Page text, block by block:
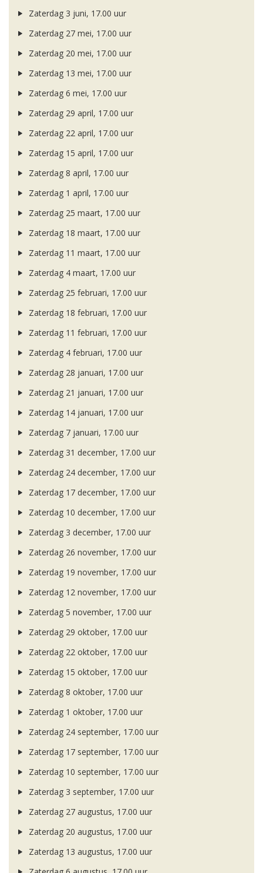
Zaterdag 3 juni, 17.00 uur
Zaterdag 27 mei, 17.00 uur
Zaterdag 20 mei, 17.00 uur
Zaterdag 13 mei, 17.00 uur
Zaterdag 6 mei, 17.00 uur
Zaterdag 29 april, 17.00 uur
Zaterdag 22 april, 17.00 uur
Zaterdag 15 april, 17.00 uur
Zaterdag 8 april, 17.00 uur
Zaterdag 1 april, 17.00 uur
Zaterdag 25 maart, 17.00 uur
Zaterdag 18 maart, 17.00 uur
Zaterdag 11 maart, 17.00 uur
Zaterdag 4 maart, 17.00 uur
Zaterdag 25 februari, 17.00 uur
Zaterdag 18 februari, 17.00 uur
Zaterdag 11 februari, 17.00 uur
Zaterdag 4 februari, 17.00 uur
Zaterdag 28 januari, 17.00 uur
Zaterdag 21 januari, 17.00 uur
Zaterdag 14 januari, 17.00 uur
Zaterdag 7 januari, 17.00 uur
Zaterdag 31 december, 17.00 uur
Zaterdag 24 december, 17.00 uur
Zaterdag 17 december, 17.00 uur
Zaterdag 10 december, 17.00 uur
Zaterdag 3 december, 17.00 uur
Zaterdag 26 november, 17.00 uur
Zaterdag 19 november, 17.00 uur
Zaterdag 12 november, 17.00 uur
Zaterdag 5 november, 17.00 uur
Zaterdag 29 oktober, 17.00 uur
Zaterdag 22 oktober, 17.00 uur
Zaterdag 15 oktober, 17.00 uur
Zaterdag 8 oktober, 17.00 uur
Zaterdag 1 oktober, 17.00 uur
Zaterdag 24 september, 17.00 uur
Zaterdag 17 september, 17.00 uur
Zaterdag 10 september, 17.00 uur
Zaterdag 3 september, 17.00 uur
Zaterdag 27 augustus, 17.00 uur
Zaterdag 20 augustus, 17.00 uur
Zaterdag 13 augustus, 17.00 uur